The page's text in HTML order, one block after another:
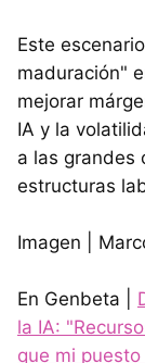
Este
maduración"
mejorar
IA y la
a las grandes
estructuras
Imagen |
En Genbeta |
la IA:
que mi